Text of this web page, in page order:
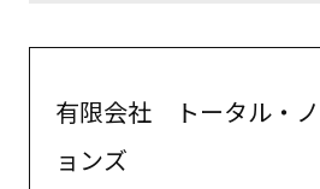
有限会社 トータル・
ョンズ